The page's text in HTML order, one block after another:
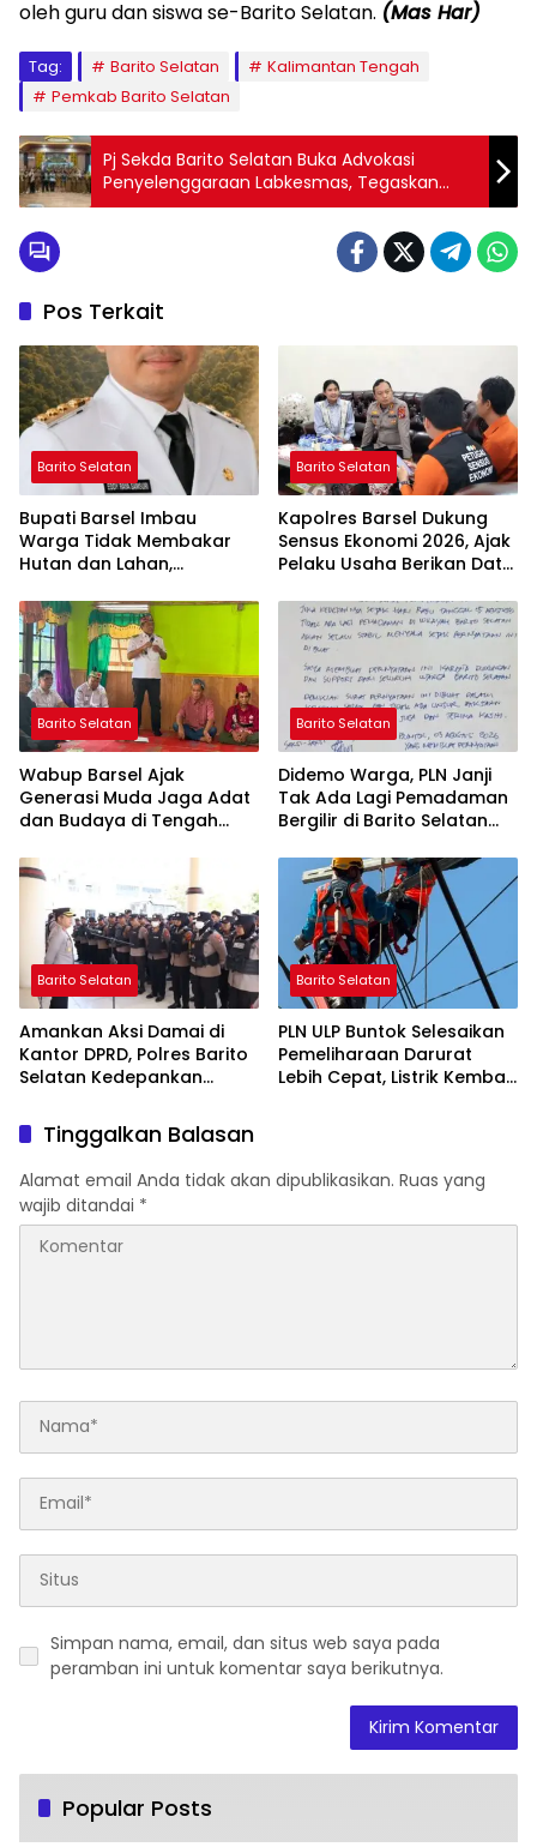
oleh guru dan siswa se-Barito Selatan. (Mas Har)
Tag: Barito Selatan
Kalimantan Tengah
Pemkab Barito Selatan
Pj Sekda Barito Selatan Buka Advokasi
Penyelenggaraan Labkesmas, Tegaskan
Pentingnya Transformasi Laboratorium
Pos Terkait
Barito Selatan
Bupati Barsel Imbau
Warga Tidak Membakar
Hutan dan Lahan,
Bebas Kabut Asap
Barito Selatan
Kapolres Barsel Dukung
Sensus Ekonomi 2026, Ajak
Pelaku Usaha Berikan Data
Barito Selatan
Wabup Barsel Ajak
Generasi Muda Jaga Adat
dan Budaya di Tengah
Barito Selatan
Didemo Warga, PLN Janji
Tak Ada Lagi Pemadaman
Bergilir di Barito Selatan
Barito Selatan
Amankan Aksi Damai di
Kantor DPRD, Polres Barito
Selatan Kedepankan
Barito Selatan
PLN ULP Buntok Selesaikan
Pemeliharaan Darurat
Lebih Cepat, Listrik Kembali
Tinggalkan Balasan
Alamat email Anda tidak akan dipublikasikan. Ruas yang
wajib ditandai *
Simpan nama, email, dan situs web saya pada
peramban ini untuk komentar saya berikutnya.
Popular Posts